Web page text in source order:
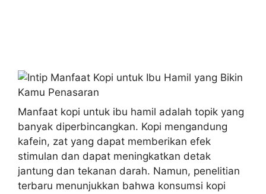
Manfaat kopi untuk ibu hamil adalah topik yang
banyak diperbincangkan. Kopi mengandung
kafein, zat yang dapat memberikan efek
stimulan dan dapat meningkatkan detak
jantung dan tekanan darah. Namun, penelitian
terbaru menunjukkan bahwa konsumsi kopi